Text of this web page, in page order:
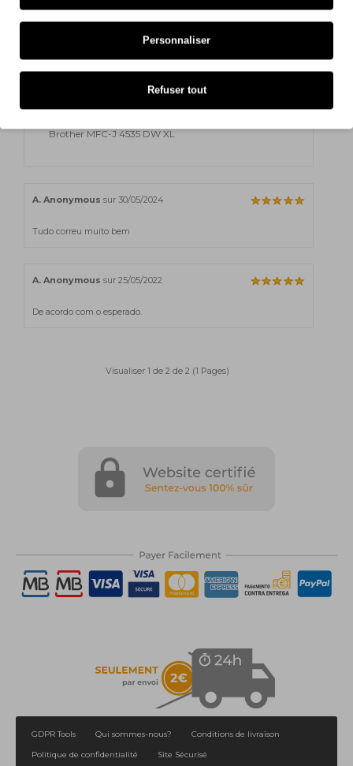
Brother MFC-J 4540 Series
Brother Mini 19 Biz-Step
Brother MFC-J 4340 DWE Ecopro
Brother MFC-J 4535 DW XL
A. Anonymous sur 30/05/2024
Tudo correu muito bem
A. Anonymous sur 25/05/2022
De acordo com o esperado.
Visualiser 1 de 2 de 2 (1 Pages)
GDPR Tools Qui sommes-nous?
Conditions de livraison
Politique de confidentialité
Site Sécurisé
Personnaliser
Refuser tout